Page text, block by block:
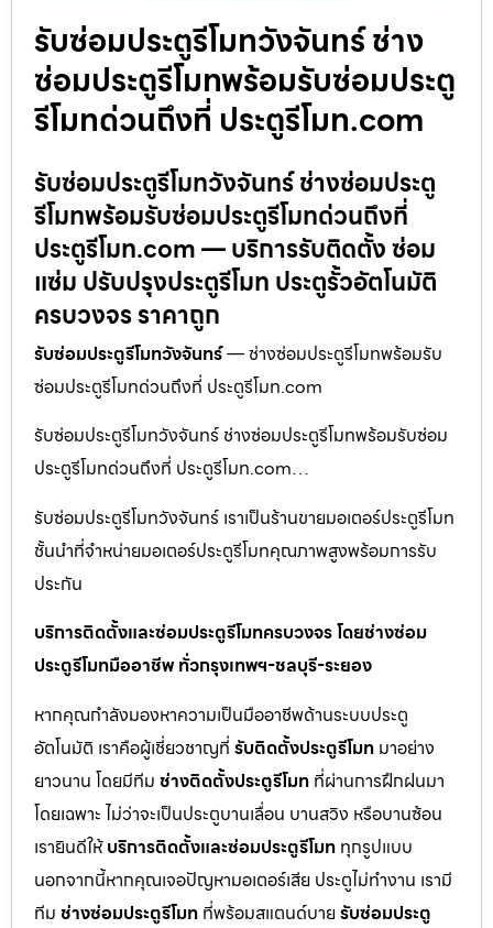
รับซ่อมประตูรีโมทวังจันทร์ ช่าง
ซ่อมประตูรีโมทพร้อมรับซ่อมประตู
รีโมทด่วนถึงที่ ประตูรีโมท.com
รับซ่อมประตูรีโมทวังจันทร์ ช่างซ่อมประตู
รีโมทพร้อมรับซ่อมประตูรีโมทด่วนถึงที่
ประตูรีโมท.com — บริการรับติดตั้ง ซ่อม
แซ่ม ปรับปรุงประตูรีโมท ประตูรั้วอัตโนมัติ
ครบวงจร ราคาถูก
รับซ่อมประตูรีโมทวังจันทร์— ช่างซ่อมประตูรีโมทพร้อมรับ
ซ่อมประตูรีโมทด่วนถึงที่ ประตูรีโมท.com
รับซ่อมประตูรีโมทวังจันทร์ ช่างซ่อมประตูรีโมทพร้อมรับซ่อม
ประตูรีโมทด่วนถึงที่ ประตูรีโมท.com…
รับซ่อมประตูรีโมทวังจันทร์ เราเป็นร้านขายมอเตอร์ประตูรีโมท
ชั้นนำที่จำหน่ายมอเตอร์ประตูรีโมทคุณภาพสูงพร้อมการรับ
ประกัน
บริการติดตั้งและซ่อมประตูรีโมทครบวงจร โดยช่างซ่อม
ประตูรีโมทมืออาชีพ ทั่วกรุงเทพฯ-ชลบุรี-ระยอง
หากคุณกำลังมองหาความเป็นมืออาชีพด้านระบบประตู
อัตโนมัติ เราคือผู้เชี่ยวชาญที่ รับติดตั้งประตูรีโมท มาอย่าง
ยาวนาน โดยมีทีม ช่างติดตั้งประตูรีโมท ที่ผ่านการฝึกฝนมา
โดยเฉพาะ ไม่ว่าจะเป็นประตูบานเลื่อน บานสวิง หรือบานซ้อน
เรายินดีให้บริการติดตั้งและซ่อมประตูรีโมท ทุกรูปแบบ
นอกจากนี้หากคุณเจอปัญหามอเตอร์เสีย ประตูไม่ทำงาน เรามี
ทีม ช่างซ่อมประตูรีโมท ที่พร้อมสแตนด์บาย รับซ่อมประตู